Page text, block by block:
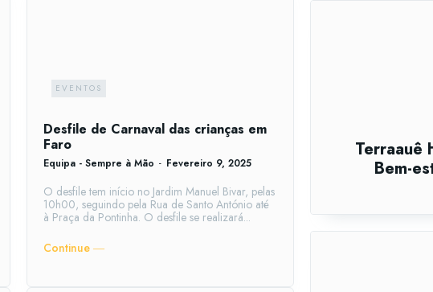
EVENTOS
Desfile de Carnaval das crianças em
Faro
Equipa - Sempre à Mão - Fevereiro 9, 2025
O desfile tem início no Jardim Manuel Bivar, pelas
10h00, seguindo pela Rua de Santo António até
à Praça da Pontinha. O desfile se realizará...
Continue ―
Terraauê
Bem-